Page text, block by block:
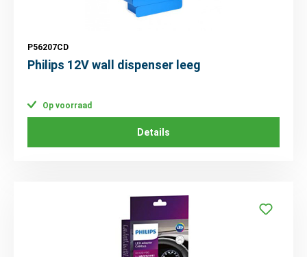
P56207CD
Philips 12V wall dispenser leeg
Op voorraad
Details